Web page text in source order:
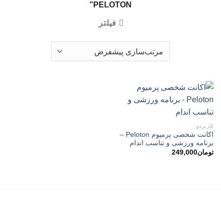
PELOTON”
فیلتر
کاربردی
اکانت شخصی پرمیوم Peloton –
برنامه ورزشی و تناسب اندام
تومان249,000